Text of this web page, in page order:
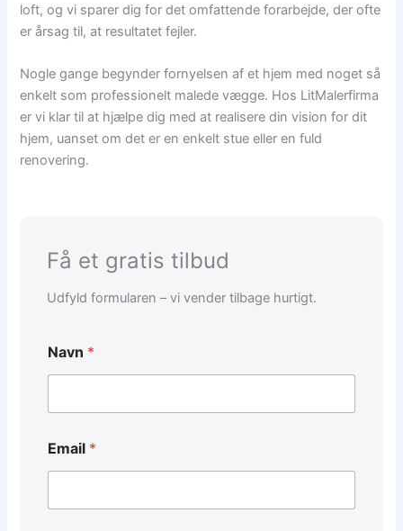
loft, og vi sparer dig for det omfattende forarbejde, der ofte
er årsag til, at resultatet fejler.
Nogle gange begynder fornyelsen af et hjem med noget så
enkelt som professionelt malede vægge. Hos LitMalerfirma
er vi klar til at hjælpe dig med at realisere din vision for dit
hjem, uanset om det er en enkelt stue eller en fuld
renovering.
Få et gratis tilbud
Udfyld formularen – vi vender tilbage hurtigt.
Navn *
Email *